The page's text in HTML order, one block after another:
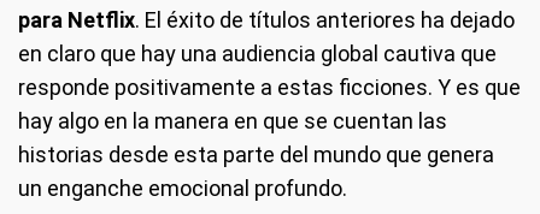
para Netflix. El éxito de títulos anteriores ha dejado
en claro que hay una audiencia global cautiva que
responde positivamente a estas ficciones. Y es que
hay algo en la manera en que se cuentan las
historias desde esta parte del mundo que genera
un enganche emocional profundo.